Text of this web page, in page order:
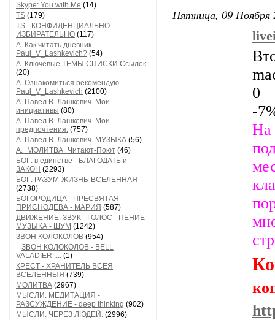
Skype: You with Me (14)
TS (179)
TS - КОНФИДЕНЦИАЛЬНО -
ИЗБИРАТЕЛЬНО (117)
А. Как читать дневник
Paul_V_Lashkevich? (54)
А. Ключевые ТЕМЫ СПИСКИ Ссылок
(20)
А. Ознакомиться рекомендую -
Paul_V_Lashkevich (2100)
А. Павел В. Лашкевич. Мои
инициативы (80)
А. Павел В. Лашкевич. Мои
предпочтения. (757)
А. Павел В. Лашкевич. МУЗЫКА (56)
А._МОЛИТВА_Читают-Поют (46)
БОГ: в единстве - БЛАГОДАТЬ и
ЗАКОН (2293)
БОГ: РАЗУМ-ЖИЗНЬ-ВСЕЛЕННАЯ
(2738)
БОГОРОДИЦА - ПРЕСВЯТАЯ -
ПРИСНОДЕВА - МАРИЯ (587)
ДВИЖЕНИЕ: ЗВУК - ГОЛОС - ПЕНИЕ -
МУЗЫКА - ШУМ (1242)
ЗВОН КОЛОКОЛОВ (954)
ЗВОН КОЛОКОЛОВ - BELL
VALADIER .... (1)
КРЕСТ - ХРАНИТЕЛЬ ВСЕЯ
ВСЕЛЕННЫЯ (739)
МОЛИТВА (2967)
МЫСЛИ: МЕДИТАЦИЯ -
РАЗСУЖДЕНИЕ - deep thinking (902)
МЫСЛИ: ЧЕРЕЗ ЛЮДЕЙ. (2996)
Пятница, 09 Ноября
0
-
На